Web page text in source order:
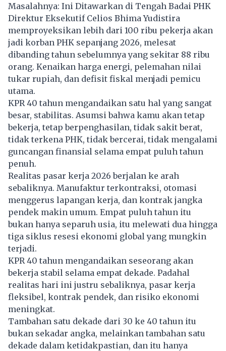
Masalahnya: Ini Ditawarkan di Tengah Badai PHK
Direktur Eksekutif Celios Bhima Yudistira
memproyeksikan lebih dari 100 ribu pekerja akan
jadi korban PHK sepanjang 2026, melesat
dibanding tahun sebelumnya yang sekitar 88 ribu
orang. Kenaikan harga energi, pelemahan nilai
tukar rupiah, dan defisit fiskal menjadi pemicu
utama.
KPR 40 tahun mengandaikan satu hal yang sangat
besar, stabilitas. Asumsi bahwa kamu akan tetap
bekerja, tetap berpenghasilan, tidak sakit berat,
tidak terkena PHK, tidak bercerai, tidak mengalami
guncangan finansial selama empat puluh tahun
penuh.
Realitas pasar kerja 2026 berjalan ke arah
sebaliknya. Manufaktur terkontraksi, otomasi
menggerus lapangan kerja, dan kontrak jangka
pendek makin umum. Empat puluh tahun itu
bukan hanya separuh usia, itu melewati dua hingga
tiga siklus resesi ekonomi global yang mungkin
terjadi.
KPR 40 tahun mengandaikan seseorang akan
bekerja stabil selama empat dekade. Padahal
realitas hari ini justru sebaliknya, pasar kerja
fleksibel, kontrak pendek, dan risiko ekonomi
meningkat.
Tambahan satu dekade dari 30 ke 40 tahun itu
bukan sekadar angka, melainkan tambahan satu
dekade dalam ketidakpastian, dan itu hanya